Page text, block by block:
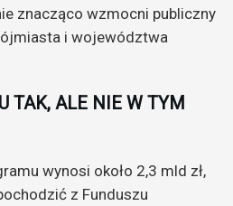
znacząco wzmocni publiczny
i województwa
TAK, ALE NIE W TYM
wynosi około 2,3 mld zł,
z Funduszu